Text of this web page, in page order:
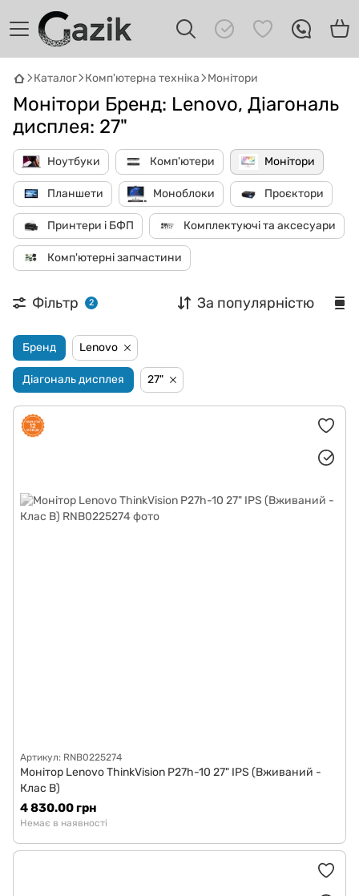
Каталог Комп'ютерна техніка Монітори
Монітори Бренд: Lenovo, Діагональ
дисплея: 27"
Ноутбуки Комп'ютери Монітори
Планшети Моноблоки Проєктори
Принтери і БФП Комплектуючі та аксесуари
Комп'ютерні запчастини
Фільтр 2 За популярністю
Бренд Lenovo
Діагональ дисплея 27"
Артикул: RNB0225274
Монітор Lenovo ThinkVision P27h-10 27" IPS (Вживаний -
Клас B)
4 830.00 грн
Немає в наявності
GAZIKAI
Онлайн · пошук техніки
Привіт! 👋 Я Gazik AI — допоможу
підібрати вживану комп'ютерну техніку.
Що шукаєш?